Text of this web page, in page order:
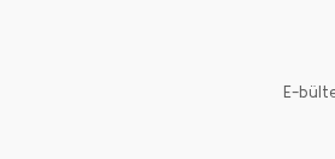
E-